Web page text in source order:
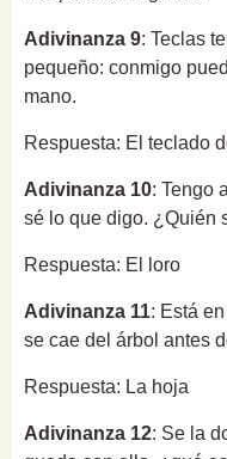
Adivinanza 9: Teclas
pequeño: conmigo
mano.
Respuesta: El teclado
Adivinanza 10: Tengo
sé lo que digo. ¿Quién
Respuesta: El loro
Adivinanza 11: Está
se cae del árbol antes
Respuesta: La hoja
Adivinanza 12: Se la